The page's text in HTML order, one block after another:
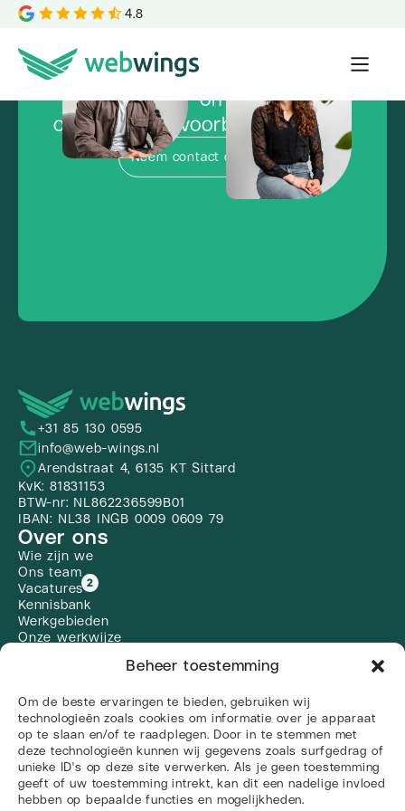
Beheer toestemming
Om de beste ervaringen te bieden, gebruiken wij
technologieën zoals cookies om informatie over je apparaat
op te slaan en/of te raadplegen. Door in te stemmen met
deze technologieën kunnen wij gegevens zoals surfgedrag of
unieke ID's op deze site verwerken. Als je geen toestemming
geeft of uw toestemming intrekt, kan dit een nadelige invloed
hebben op bepaalde functies en mogelijkheden.
4.8
Klaar om de
concurrentie voorbij te vliegen?
Neem contact op
+31 85 130 0595
info@web-wings.nl
Arendstraat 4, 6135 KT Sittard
KvK: 81831153
BTW-nr: NL862236599B01
IBAN: NL38 INGB 0009 0609 79
Over ons
Wie zijn we
Ons team
Vacatures 2
Kennisbank
Werkgebieden
Onze werkwijze
Webdesign
Vindbaarheid
Zoekmachine optimalisatie
Social Media
Linkbuilding
Alle diensten
Social media